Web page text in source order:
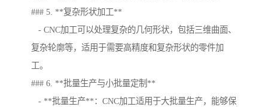
### 5. **复杂形状加工**
- CNC加工可以处理复杂的几何形状，包括三维曲面、
复杂轮廓等，适用于需要高精度和复杂形状的零件加
工。
### 6. **批量生产与小批量定制**
- **批量生产**：CNC加工适用于大批量生产，能够保